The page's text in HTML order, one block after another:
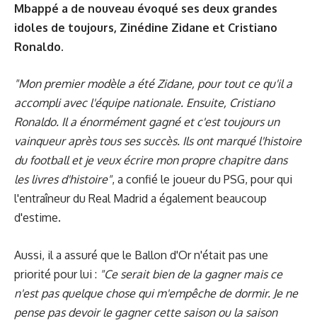
Mbappé a de nouveau évoqué ses deux grandes
idoles de toujours, Zinédine Zidane et Cristiano
Ronaldo.
"Mon premier modèle a été Zidane, pour tout ce qu'il a
accompli avec l'équipe nationale. Ensuite, Cristiano
Ronaldo. Il a énormément gagné et c'est toujours un
vainqueur après tous ses succès. Ils ont marqué l'histoire
du football et je veux écrire mon propre chapitre dans
les livres d'histoire", a confié le joueur du PSG, pour qui
l'entraîneur du Real Madrid a également beaucoup
d'estime.
Aussi, il a assuré que le Ballon d'Or n'était pas une
priorité pour lui : "Ce serait bien de la gagner mais ce
n'est pas quelque chose qui m'empêche de dormir. Je ne
pense pas devoir le gagner cette saison ou la saison